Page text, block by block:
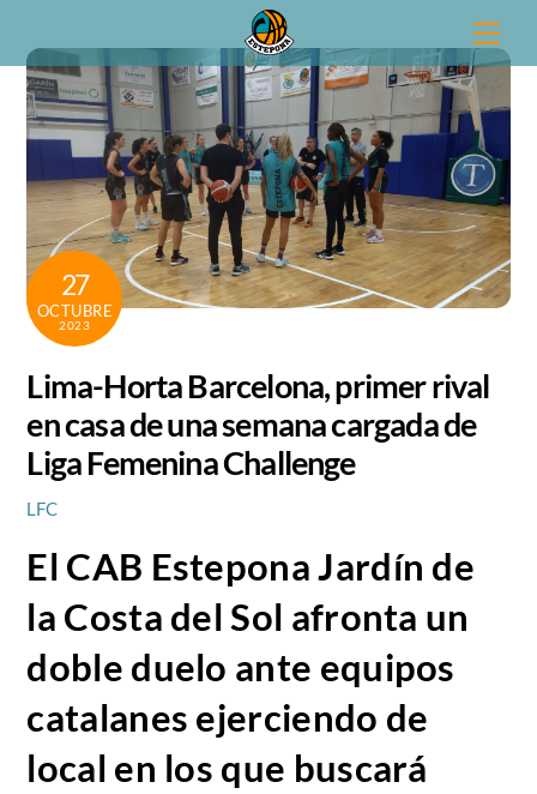
content
27
OCTUBRE
2023
Lima-Horta Barcelona, primer rival
en casa de una semana cargada de
Liga Femenina Challenge
LFC
El CAB Estepona Jardín de
la Costa del Sol afronta un
doble duelo ante equipos
catalanes ejerciendo de
local en los que buscará